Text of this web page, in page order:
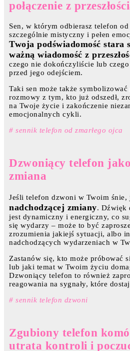
połączenie z
Sen, w którym odbierasz telefon od
szczególnie mistyczny i pełen
Twoja podświadomość stara
ważną wiadomość z
czego nie dokończyliście lub
przed jego odejściem.
Taki sen może także
rozmowy z tym, kto już odszedł,
na Twoje życie i zakończenie
emocjonalnych cykli.
# sennik telefon od zmarłego ojca
Dzwoniący telefon
zmiana
Jeśli telefon dzwoni w Twoim śnie,
nadchodzącej zmiany. Dźwięk
jest dynamiczny i energiczny, co
się wydarzy – może to być
zrozumienia jakiejś sytuacji, albo
nadchodzących wydarzeniach w
Zastanów się, kto może próbować
lub jaki temat w Twoim życiu
Dzwoniący telefon to również
reagowania na sygnały, które
# sennik telefon dzwoni
Zgubiony telefon
utrata kontroli i